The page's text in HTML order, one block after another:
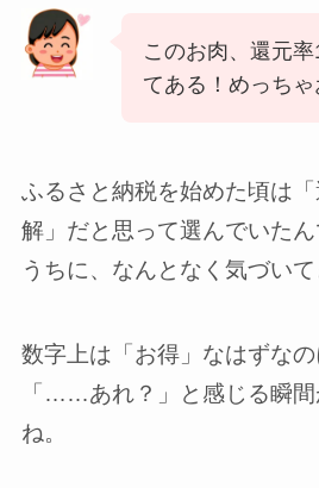
このお肉、還元
てある！めっちゃ
ふるさと納税を始めた頃は
解」だと思って選んでいた
うちに、なんとなく気づいて
数字上は「お得」なはずな
「……あれ？」と感じる瞬間
ね。